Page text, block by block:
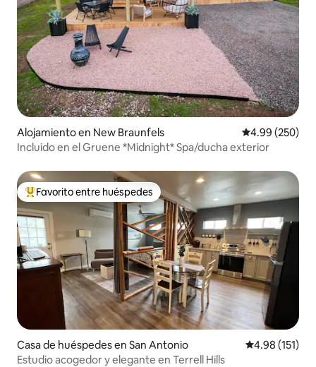
Alojamiento en New Braunfels Calificación
4.99 (250)
Incluido en el Gruene *Midnight* Spa/ducha exterior
Favorito entre huéspedes preferido
Favorito entre huéspedes
Casa de huéspedes en San Antonio Calificación
4.98 (151)
Estudio acogedor y elegante en Terrell Hills